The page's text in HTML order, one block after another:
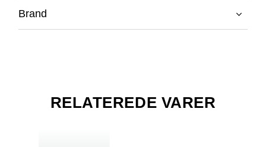
Brand
RELATEREDE VARER